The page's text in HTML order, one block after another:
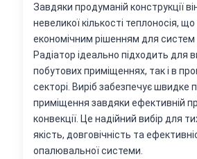
Завдяки продуманій конструкції
невеликої кількості теплоносія,
економічним рішенням для систем
Радіатор ідеально підходить для
побутових приміщеннях, так і в
секторі. Виріб забезпечує швидке
приміщення завдяки ефективній
конвекції. Це надійний вибір для
якість, довговічність та
опалювальної системи.